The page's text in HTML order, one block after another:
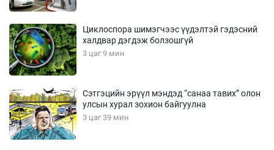
Циклоспора шимэгчээс үүдэлтэй гэдэсний
халдвар дэгдэж болзошгүй
3 цаг 9 мин
Сэтгэцийн эрүүл мэндэд “санаа тавих” олон
улсын хурал зохион байгуулна
3 цаг 39 мин